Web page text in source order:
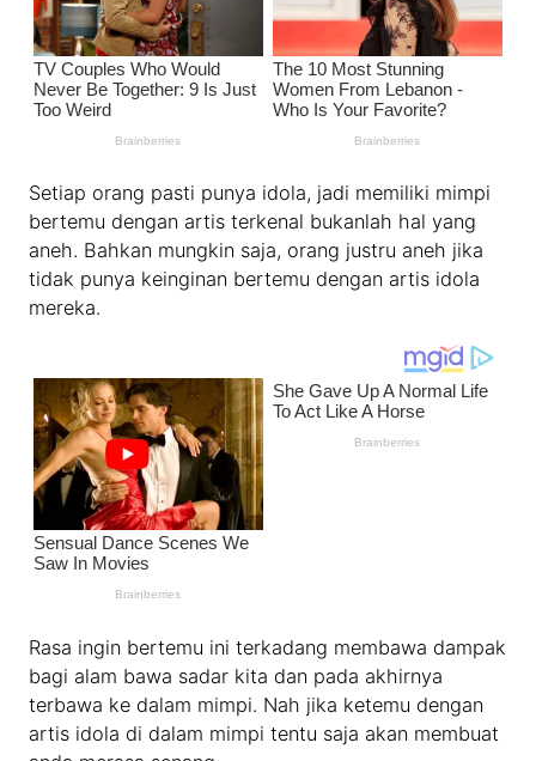
Setiap orang pasti punya idola, jadi memiliki mimpi
bertemu dengan artis terkenal bukanlah hal yang
aneh. Bahkan mungkin saja, orang justru aneh jika
tidak punya keinginan bertemu dengan artis idola
mereka.
Rasa ingin bertemu ini terkadang membawa dampak
bagi alam bawa sadar kita dan pada akhirnya
terbawa ke dalam mimpi. Nah jika ketemu dengan
artis idola di dalam mimpi tentu saja akan membuat